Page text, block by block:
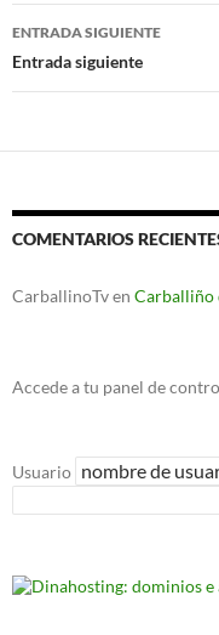
entradas
ENTRADA SIGUIENTE
Entrada siguiente
COMENTARIOS
CarballinoTven Carballiño
Accede a tu panel de
Usuario